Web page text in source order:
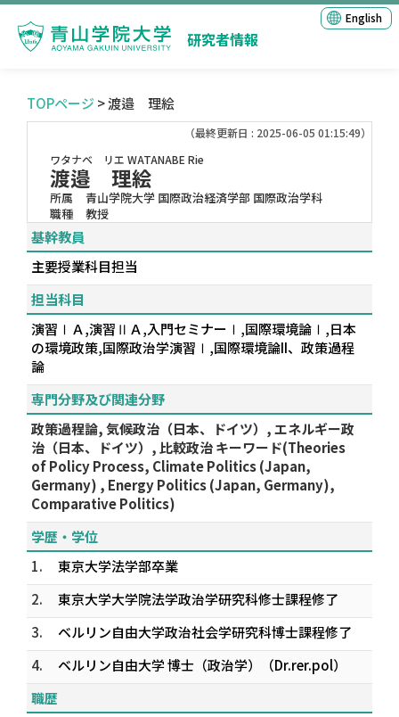
研究者情報
English
TOPページ > 渡邉 理絵
（最終更新日 : 2025-06-05 01:15:49）
ワタナベ リエ WATANABE Rie
渡邉 理絵
所属
青山学院大学 国際政治経済学部 国際政治学科
職種
教授
基幹教員
主要授業科目担当
担当科目
演習ⅠＡ,演習ⅡＡ,入門セミナーⅠ,国際環境論Ⅰ,日本
の環境政策,国際政治学演習Ⅰ,国際環境論II、政策過程
論
専門分野及び関連分野
政策過程論, 気候政治（日本、ドイツ）, エネルギー政
治（日本、ドイツ）, 比較政治 キーワード(Theories
of Policy Process, Climate Politics (Japan,
Germany) , Energy Politics (Japan, Germany),
Comparative Politics)
学歴・学位
1.
東京大学法学部卒業
2.
東京大学大学院法学政治学研究科修士課程修了
3.
ベルリン自由大学政治社会学研究科博士課程修了
4.
ベルリン自由大学 博士（政治学）（Dr.rer.pol）
職歴